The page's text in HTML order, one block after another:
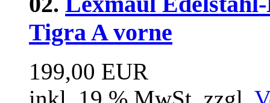
Tigra A vorne
199,00 EUR